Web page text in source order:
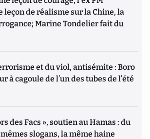
leçon de réalisme sur la Chine, la
Marine Tondelier fait du
et du viol, antisémite : Boro
à cagoule de l’un des tubes de l’été
des Facs », soutien au Hamas : du
mêmes slogans, la même haine